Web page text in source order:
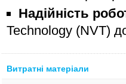
Надійність
Technology (NVT)
Витратні матеріали